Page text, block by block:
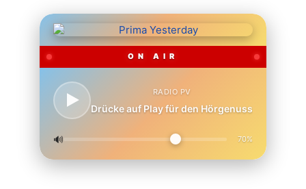
ON AIR
RADIO PV
Drücke auf Play für den Hörgenuss
🔊 70%
MUSIKWUNSCH